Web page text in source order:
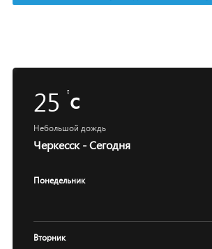
25 c
Небольшой дождь
Черкесск - Сегодня
Понедельник
Вторник